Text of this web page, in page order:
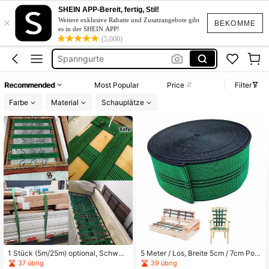
BEKOMME
×
SHEIN APP-Bereit, fertig, Stil!
Weitere exklusive Rabatte und Zusatzangebote gibt
es in der SHEIN APP!
(5,000)
Spanngurt
Sofastoff
Spanngurte
Möbel Stoff
Gummiband Zum Nähen
Recommended Most Popular Price
Filter
Farbe
Material Schauplätze
1 Stück (5m/25m) optional, Schwerl
ast-Gummiband Grün & Schwarz g
37 übrig
5 Meter / Los, Breite 5cm / 7cm Pols
terstoff - Elastisches Latex Band, El
39 übrig